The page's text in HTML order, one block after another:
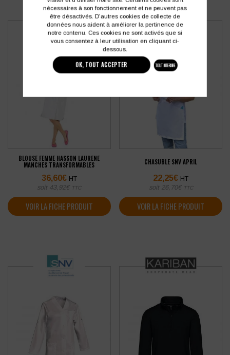
BLOUSE FEMME HASSON LAURENE
MANCHES TRANSFORMABLES
36,60€ HT
soit 43,92€ TTC
VOIR LA FICHE PRODUIT
CHASUBLE SNV APRIL
22,25€ HT
soit 26,70€ TTC
VOIR LA FICHE PRODUIT
nécessaires à son fonctionnement et ne peuvent pas
être désactivés. D'autres cookies de collecte de
données nous aident à améliorer la pertinence de
notre contenu. Ces cookies ne sont activés que si
vous consentez à leur utilisation en cliquant ci-
dessous.
OK, TOUT ACCEPTER TOUT INTERDIRE